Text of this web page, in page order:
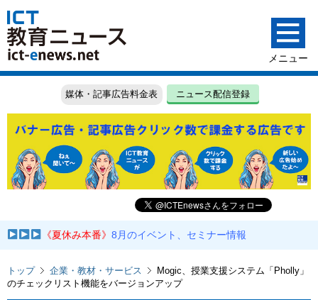
媒体・記事広告料金表 ニュース配信登録
《夏休み本番》8月のイベント、セミナー情報
トップ 企業・教材・サービス
Mogic、授業支援システム「Pholly」
のチェックリスト機能をバージョンアップ